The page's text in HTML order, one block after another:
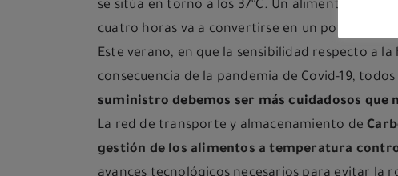
se sitúa en torno a los 37ºC. Un alimento que
cuatro horas va a convertirse en un potencial
Este verano, en que la sensibilidad respecto a
consecuencia de la pandemia de Covid-19, todos
suministro debemos ser más cuidadosos que
La red de transporte y almacenamiento de
gestión de los alimentos a temperatura